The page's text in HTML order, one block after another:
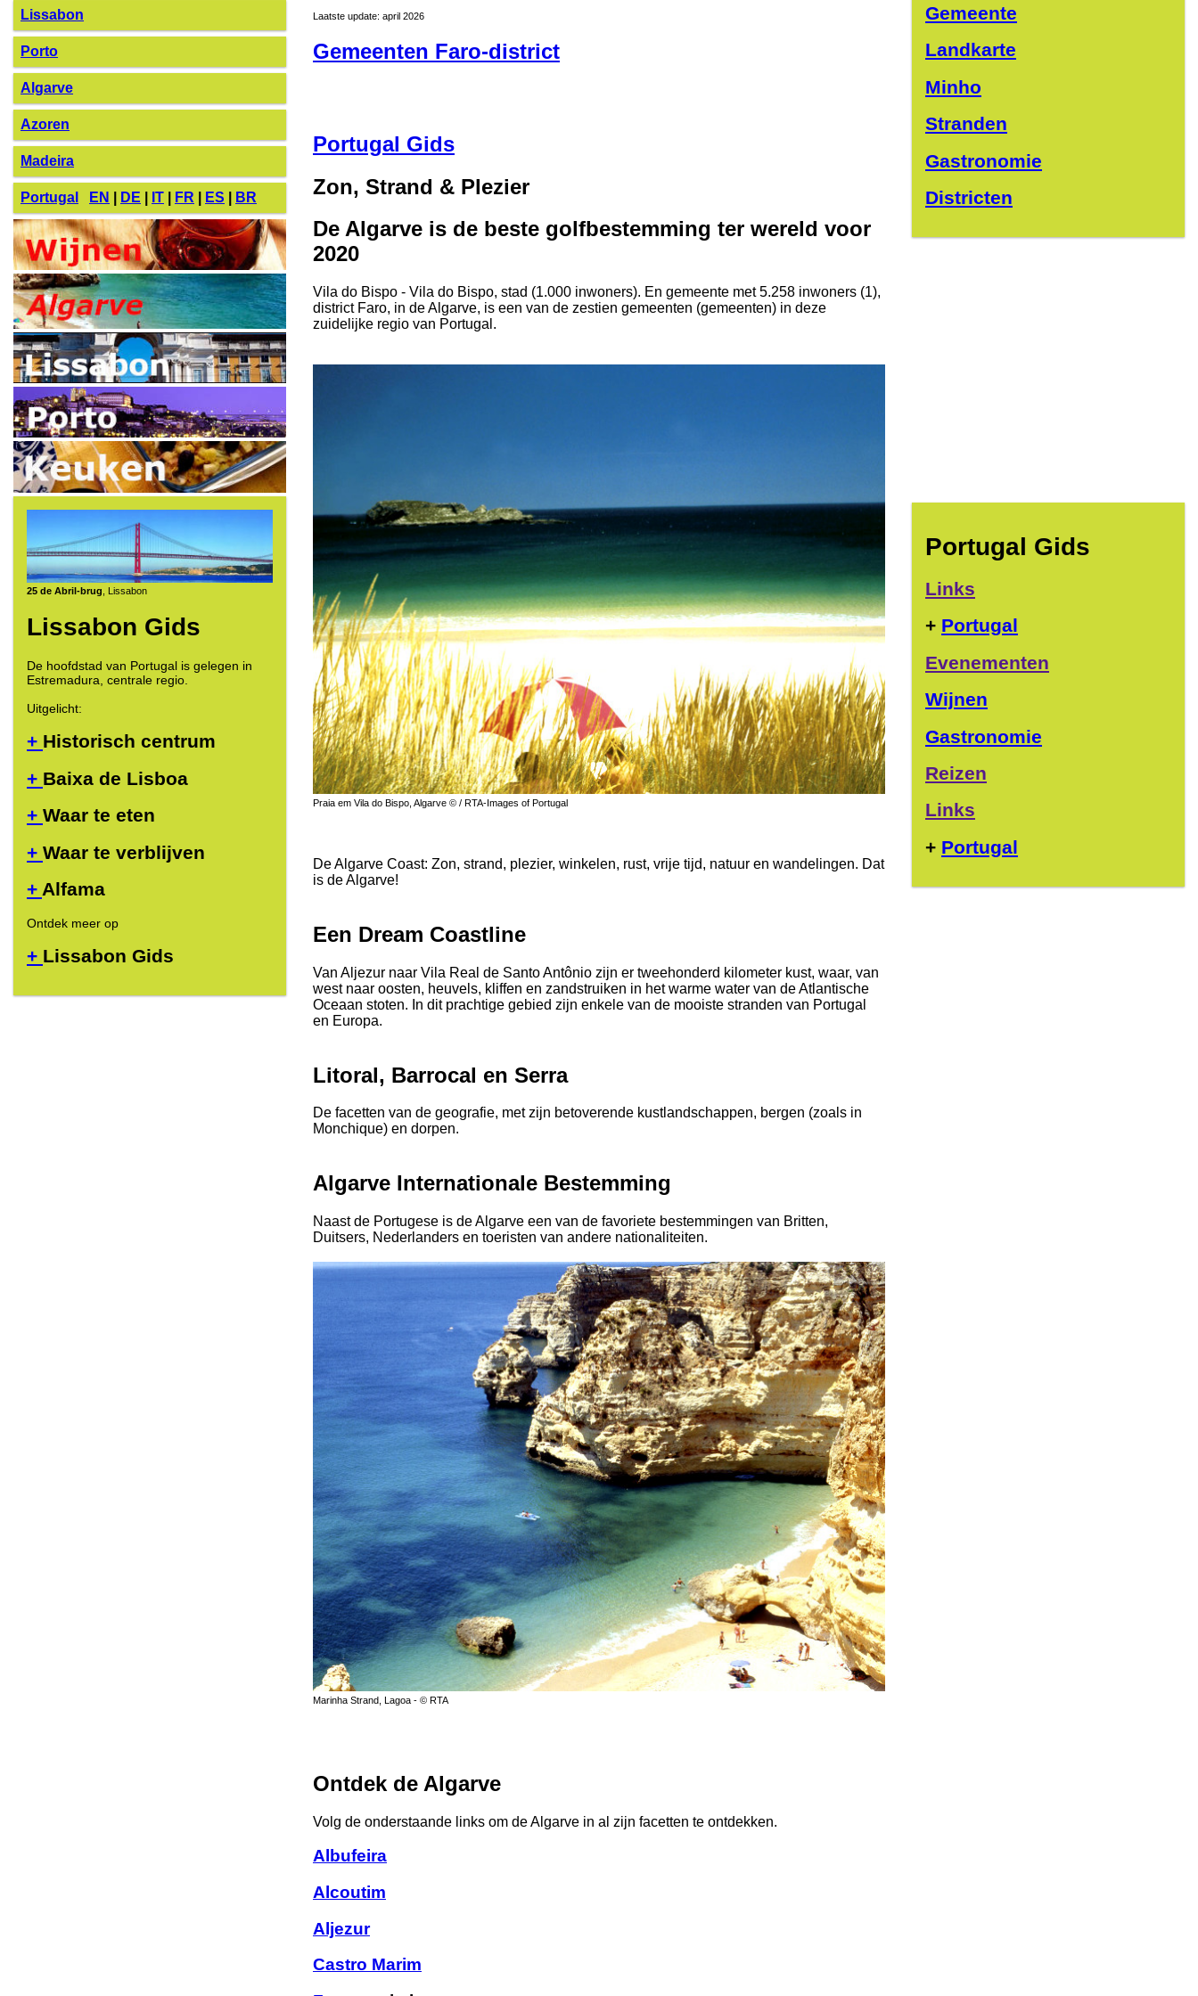
Lissabon
Porto
Algarve
Azoren
Madeira
Portugal EN DE IT FR ES BR
25 de Abril-brug, Lissabon
Lissabon Gids
De hoofdstad van Portugal is gelegen in
Estremadura, centrale regio.
Uitgelicht:
+ Historisch centrum
+ Baixa de Lisboa
+ Waar te eten
+ Waar te verblijven
+ Alfama
Ontdek meer op
+ Lissabon Gids
Laatste update: april 2026
Gemeenten Faro-district
Portugal Gids
Zon, Strand & Plezier
De Algarve is de beste golfbestemming ter wereld voor
2020
Vila do Bispo - Vila do Bispo, stad (1.000 inwoners). En gemeente met 5.258 inwoners (1),
district Faro, in de Algarve, is een van de zestien gemeenten (gemeenten) in deze
zuidelijke regio van Portugal.
Praia em Vila do Bispo, Algarve © / RTA-Images of Portugal
De Algarve Coast: Zon, strand, plezier, winkelen, rust, vrije tijd, natuur en wandelingen. Dat
is de Algarve!
Een Dream Coastline
Van Aljezur naar Vila Real de Santo Antônio zijn er tweehonderd kilometer kust, waar, van
west naar oosten, heuvels, kliffen en zandstruiken in het warme water van de Atlantische
Oceaan stoten. In dit prachtige gebied zijn enkele van de mooiste stranden van Portugal
en Europa.
Litoral, Barrocal en Serra
De facetten van de geografie, met zijn betoverende kustlandschappen, bergen (zoals in
Monchique) en dorpen.
Algarve Internationale Bestemming
Naast de Portugese is de Algarve een van de favoriete bestemmingen van Britten,
Duitsers, Nederlanders en toeristen van andere nationaliteiten.
Marinha Strand, Lagoa - © RTA
Ontdek de Algarve
Volg de onderstaande links om de Algarve in al zijn facetten te ontdekken.
Albufeira
Alcoutim
Aljezur
Castro Marim
Gemeente
Landkarte
Minho
Stranden
Gastronomie
Districten
Portugal Gids
Links
+ Portugal
Evenementen
Wijnen
Gastronomie
Reizen
Links
+ Portugal